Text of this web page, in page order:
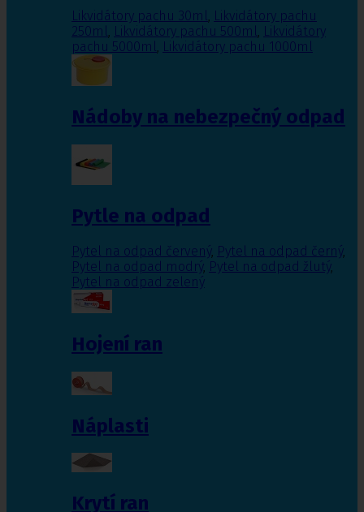
Likvidátory pachu 30ml, Likvidátory pachu
250ml, Likvidátory pachu 500ml, Likvidátory
pachu 5000ml, Likvidátory pachu 1000ml
Nádoby na nebezpečný odpad
Pytle na odpad
Pytel na odpad červený, Pytel na odpad černý,
Pytel na odpad modrý, Pytel na odpad žlutý,
Pytel na odpad zelený
Hojení ran
Náplasti
Krytí ran